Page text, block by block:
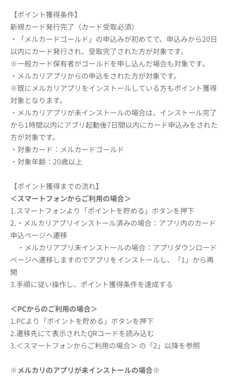
【ポイント獲得条件】
新規カード発行完了（カード受取必須）
・「メルカードゴールド」の申込みが初めてで、申込みから20日
以内にカード発行され、受取完了された方が対象です。
※一般カード保有者がゴールドを申し込んだ場合も対象です。
・メルカリアプリからの申込をされた方が対象です。
※既にメルカリアプリをインストールしている方もポイント獲得
対象となります。
・メルカリアプリが未インストールの場合は、インストール完了
から1時間以内にアプリ起動後7日間以内にカード申込みをされた
方が対象です。
・対象カード：メルカードゴールド
・対象年齢：20歳以上
【ポイント獲得までの流れ】
＜スマートフォンからご利用の場合＞
1.スマートフォンより「ポイントを貯める」ボタンを押下
2.・メルカリアプリインストール済みの場合：アプリ内のカード
申込ページへ遷移
・メルカリアプリ未インストールの場合：アプリダウンロード
ページへ遷移しますのでアプリをインストールし、「1」から再
開
3.手順に従い操作し、ポイント獲得条件を達成する
＜PCからのご利用の場合＞
1.PCより「ポイントを貯める」ボタンを押下
2.遷移先にて表示されたQRコードを読み込む
3.＜スマートフォンからご利用の場合＞ の「2」以降を参照
※メルカリのアプリが未インストールの場合※